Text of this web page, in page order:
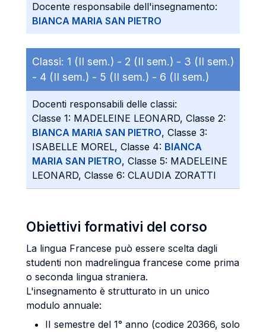
Docente responsabile dell'insegnamento:
BIANCA MARIA SAN PIETRO
Classi: 1 (II sem.) - 2 (II sem.) - 3 (II sem.)
- 4 (II sem.) - 5 (II sem.) - 6 (II sem.)
Docenti responsabili delle classi:
Classe 1: MADELEINE LEONARD, Classe 2:
BIANCA MARIA SAN PIETRO, Classe 3:
ISABELLE MOREL, Classe 4: BIANCA
MARIA SAN PIETRO, Classe 5: MADELEINE
LEONARD, Classe 6: CLAUDIA ZORATTI
Obiettivi formativi del corso
La lingua Francese può essere scelta dagli
studenti non madrelingua francese come prima
o seconda lingua straniera.
L'insegnamento è strutturato in un unico
modulo annuale:
II semestre del 1° anno (codice 20366, solo